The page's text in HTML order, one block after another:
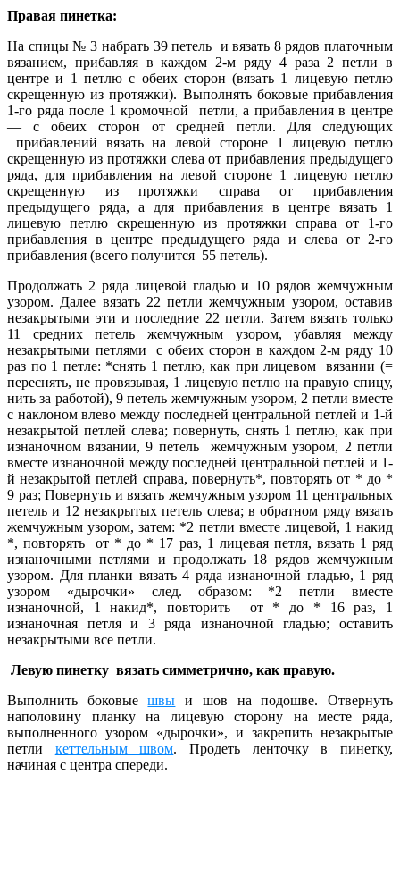
Правая пинетка:
На спицы № 3 набрать 39 петель и вязать 8 рядов платочным
вязанием, прибавляя в каждом 2-м ряду 4 раза 2 петли в
центре и 1 петлю с обеих сторон (вязать 1 лицевую петлю
скрещенную из протяжки). Выполнять боковые прибавления
1-го ряда после 1 кромочной петли, а прибавления в центре
— с обеих сторон от средней петли. Для следующих
прибавлений вязать на левой стороне 1 лицевую петлю
скрещенную из протяжки слева от прибавления предыдущего
ряда, для прибавления на левой стороне 1 лицевую петлю
скрещенную из протяжки справа от прибавления
предыдущего ряда, а для прибавления в центре вязать 1
лицевую петлю скрещенную из протяжки справа от 1-го
прибавления в центре предыдущего ряда и слева от 2-го
прибавления (всего получится 55 петель).
Продолжать 2 ряда лицевой гладью и 10 рядов жемчужным
узором. Далее вязать 22 петли жемчужным узором, оставив
незакрытыми эти и последние 22 петли. Затем вязать только
11 средних петель жемчужным узором, убавляя между
незакрытыми петлями с обеих сторон в каждом 2-м ряду 10
раз по 1 петле: *снять 1 петлю, как при лицевом вязании (=
переснять, не провязывая, 1 лицевую петлю на правую спицу,
нить за работой), 9 петель жемчужным узором, 2 петли вместе
с наклоном влево между последней центральной петлей и 1-й
незакрытой петлей слева; повернуть, снять 1 петлю, как при
изнаночном вязании, 9 петель жемчужным узором, 2 петли
вместе изнаночной между последней центральной петлей и 1-
й незакрытой петлей справа, повернуть*, повторять от * до *
9 раз; Повернуть и вязать жемчужным узором 11 центральных
петель и 12 незакрытых петель слева; в обратном ряду вязать
жемчужным узором, затем: *2 петли вместе лицевой, 1 накид
*, повторять от * до * 17 раз, 1 лицевая петля, вязать 1 ряд
изнаночными петлями и продолжать 18 рядов жемчужным
узором. Для планки вязать 4 ряда изнаночной гладью, 1 ряд
узором «дырочки» след. образом: *2 петли вместе
изнаночной, 1 накид*, повторить от * до * 16 раз, 1
изнаночная петля и 3 ряда изнаночной гладью; оставить
незакрытыми все петли.
Левую пинетку вязать симметрично, как правую.
Выполнить боковыешвы и шов на подошве. Отвернуть
наполовину планку на лицевую сторону на месте ряда,
выполненного узором «дырочки», и закрепить незакрытые
петли кеттельным швом. Продеть ленточку в пинетку,
начиная с центра спереди.